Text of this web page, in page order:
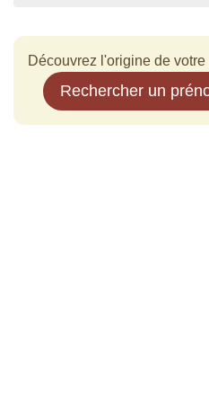
Découvrez l'origine de votre
Rechercher un